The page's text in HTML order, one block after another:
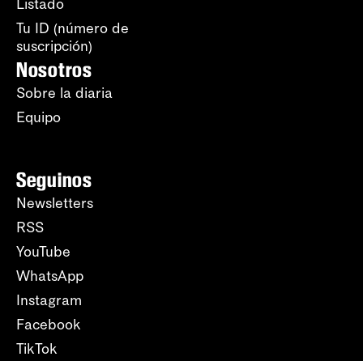
Listado
Tu ID (número de
suscripción)
Nosotros
Sobre la diaria
Equipo
Seguinos
Newsletters
RSS
YouTube
WhatsApp
Instagram
Facebook
TikTok